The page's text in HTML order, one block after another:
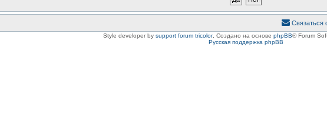
Связаться
Style developer by support forum tricolor, Создано на основе phpBB® Forum
Русская поддержка phpBB